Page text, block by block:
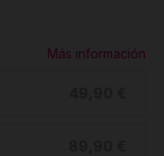
Más información